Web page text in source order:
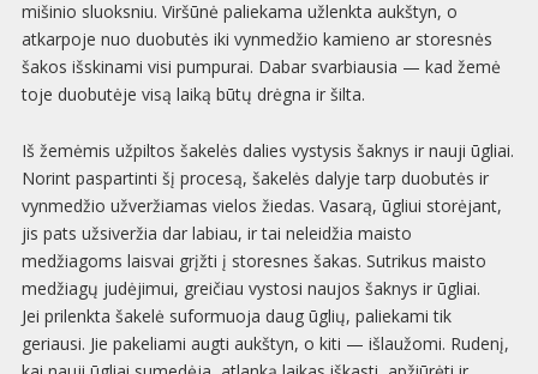
mišinio sluoksniu. Viršūnė paliekama užlenkta aukštyn, o
atkarpoje nuo duobutės iki vynmedžio kamieno ar storesnės
šakos išskinami visi pumpurai. Dabar svarbiausia — kad žemė
toje duobutėje visą laiką būtų drėgna ir šilta.
Iš žemėmis užpiltos šakelės dalies vystysis šaknys ir nauji ūgliai.
Norint paspartinti šį procesą, šakelės dalyje tarp duobutės ir
vynmedžio užveržiamas vielos žiedas. Vasarą, ūgliui storėjant,
jis pats užsiveržia dar labiau, ir tai neleidžia maisto
medžiagoms laisvai grįžti į storesnes šakas. Sutrikus maisto
medžiagų judėjimui, greičiau vystosi naujos šaknys ir ūgliai.
Jei prilenkta šakelė suformuoja daug ūglių, paliekami tik
geriausi. Jie pakeliami augti aukštyn, o kiti — išlaužomi. Rudenį,